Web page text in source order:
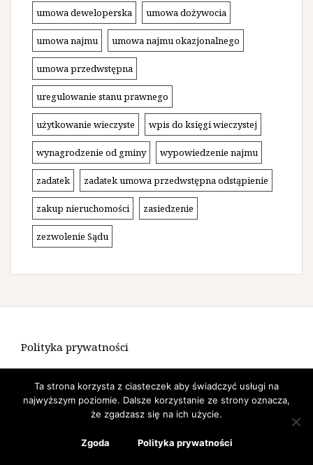
umowa deweloperska umowa dożywocia
umowa najmu umowa najmu okazjonalnego
umowa przedwstępna
uregulowanie stanu prawnego
użytkowanie wieczyste wpis do księgi wieczystej
wynagrodzenie od gminy wypowiedzenie najmu
zadatek zadatek umowa przedwstępna odstąpienie
zakup nieruchomości zasiedzenie
zezwolenie Sądu
Polityka prywatności
Amadeus
by Themeisle.
Ta strona korzysta z ciasteczek aby świadczyć usługi na
najwyższym poziomie. Dalsze korzystanie ze strony oznacza,
że zgadzasz się na ich użycie.
Zgoda Polityka prywatności